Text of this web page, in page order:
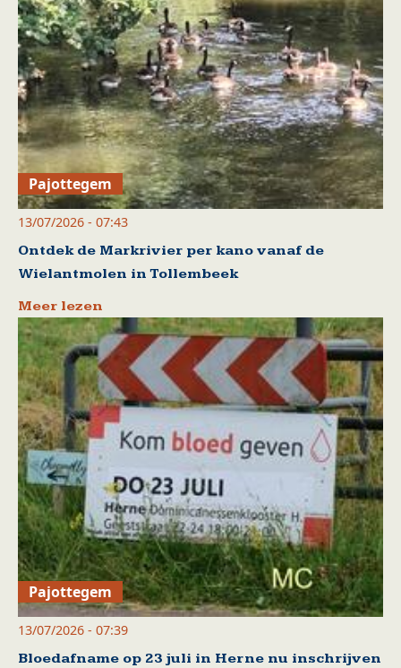
Pajottegem
13/07/2026 - 07:43
Ontdek de Markrivier per kano vanaf de
Wielantmolen in Tollembeek
Meer lezen
Pajottegem
13/07/2026 - 07:39
Bloedafname op 23 juli in Herne nu inschrijven